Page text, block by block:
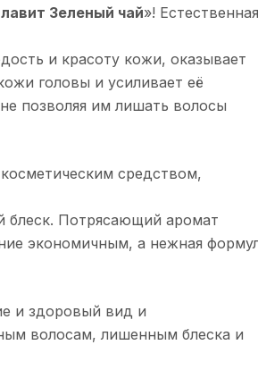
Зеленый чай»! Естественная
и красоту кожи, оказывает
головы и усиливает её
позволяя им лишать волосы
средством,
блеск. Потрясающий аромат
экономичным, а нежная
и здоровый вид и
волосам, лишенным блеска и